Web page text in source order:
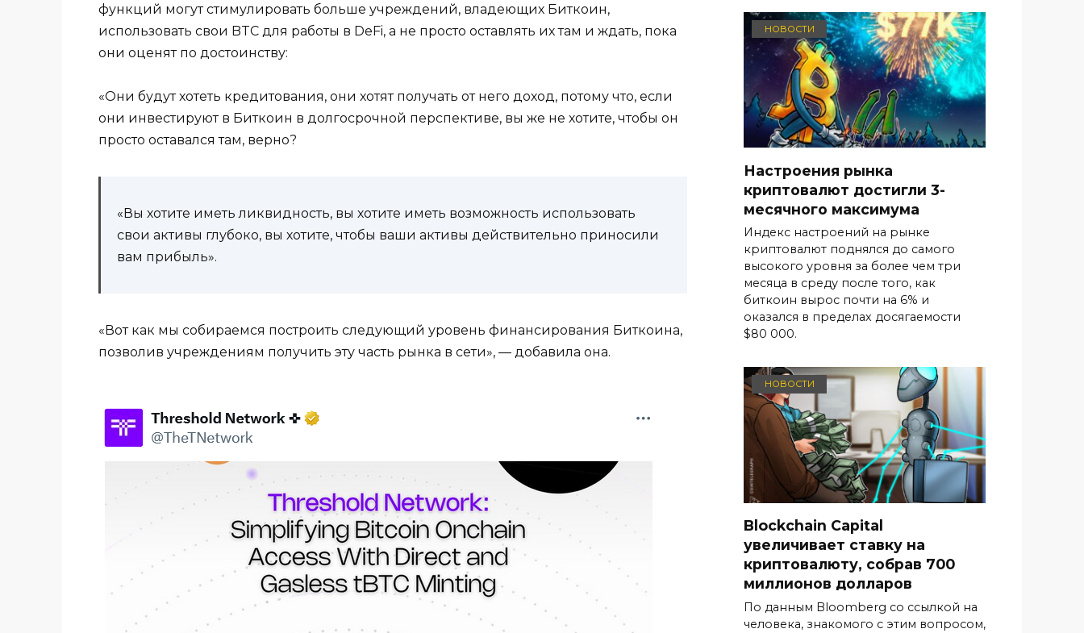
функций могут стимулировать больше учреждений, владеющих Биткоин,
использовать свои BTC для работы в DeFi, а не просто оставлять их там и ждать, пока
они оценят по достоинству:
«Они будут хотеть кредитования, они хотят получать от него доход, потому что, если
они инвестируют в Биткоин в долгосрочной перспективе, вы же не хотите, чтобы он
просто оставался там, верно?
«Вы хотите иметь ликвидность, вы хотите иметь возможность использовать
свои активы глубоко, вы хотите, чтобы ваши активы действительно приносили
вам прибыль».
«Вот как мы собираемся построить следующий уровень финансирования Биткоина,
позволив учреждениям получить эту часть рынка в сети», — добавила она.
НОВОСТИ
Настроения рынка
криптовалют достигли 3-
месячного максимума
Индекс настроений на рынке
криптовалют поднялся до самого
высокого уровня за более чем три
месяца в среду после того, как
биткоин вырос почти на 6% и
оказался в пределах досягаемости
$80 000.
НОВОСТИ
Blockchain Capital
увеличивает ставку на
криптовалюту, собрав 700
миллионов долларов
По данным Bloomberg со ссылкой на
человека, знакомого с этим вопросом,